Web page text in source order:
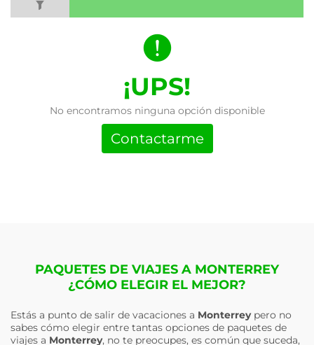
¡UPS!
No encontramos ninguna opción disponible
Contactarme
PAQUETES DE VIAJES A MONTERREY
¿CÓMO ELEGIR EL MEJOR?
Estás a punto de salir de vacaciones a Monterreypero no
sabes cómo elegir entre tantas opciones de paquetes de
viajes a Monterrey, no te preocupes, es común que suceda,